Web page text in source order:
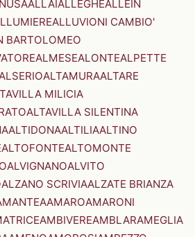
ALLAIALLEGHEALLEIN
ALLUVIONI CAMBIO'
BARTOLOMEO
ALMESEALONTEALPETTE
ALTAMURAALTARE
MILICIA
ALTAVILLA SILENTINA
ALTIDONAALTILIAALTINO
ALTOFONTEALTOMONTE
ALVIGNANOALVITO
ALZANO SCRIVIAALZATE BRIANZA
AMAROAMARONI
AMBIVEREAMBLARAMEGLIA